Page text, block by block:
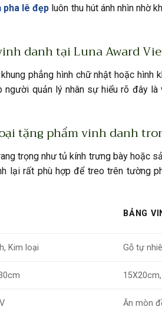
pha lê đẹp luôn thu hút ánh nhìn nhờ
danh tại Luna Award
phẳng hình chữ nhật hoặc hình
người quản lý nhân sự hiểu rõ đây
tặng phẩm vinh danh
trọng như tủ kính trưng bày hoặc
lại rất phù hợp để treo trên tường
BẢNG
Kim loại Gỗ tự
Ăn mòn